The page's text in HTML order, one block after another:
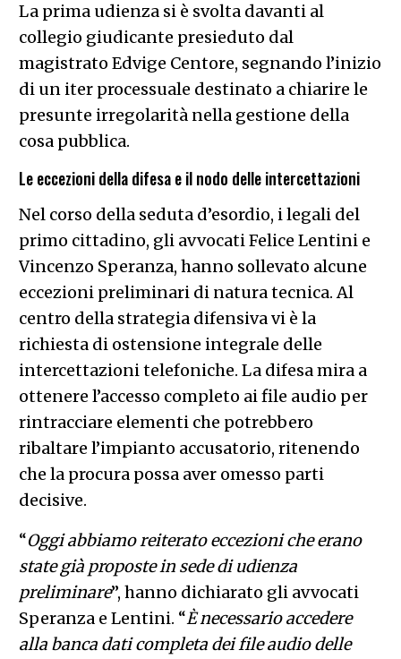
La prima udienza si è svolta davanti al
collegio giudicante presieduto dal
magistrato Edvige Centore, segnando l’inizio
di un iter processuale destinato a chiarire le
presunte irregolarità nella gestione della
cosa pubblica.
Le eccezioni della difesa e il nodo delle intercettazioni
Nel corso della seduta d’esordio, i legali del
primo cittadino, gli avvocati Felice Lentini e
Vincenzo Speranza, hanno sollevato alcune
eccezioni preliminari di natura tecnica. Al
centro della strategia difensiva vi è la
richiesta di ostensione integrale delle
intercettazioni telefoniche. La difesa mira a
ottenere l’accesso completo ai file audio per
rintracciare elementi che potrebbero
ribaltare l’impianto accusatorio, ritenendo
che la procura possa aver omesso parti
decisive.
“Oggi abbiamo reiterato eccezioni che erano
state già proposte in sede di udienza
preliminare”, hanno dichiarato gli avvocati
Speranza e Lentini. “È necessario accedere
alla banca dati completa dei file audio delle